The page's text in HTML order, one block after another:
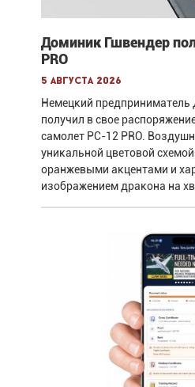
Доминик Гшвендер
PRO
5 августа 2026
Немецкий
получил в свое
самолет PC-12 PRO.
уникальной цветовой
оранжевыми акцентами и
изображением дракона на